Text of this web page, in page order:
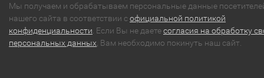
Мы получаем и обрабатываем персональные данные
нашего сайта в соответствии софициальной политикой
конфиденциальности . Если Вы не даетесогласия на обработку
персональных данных , Вам необходимо покинуть наш сайт.